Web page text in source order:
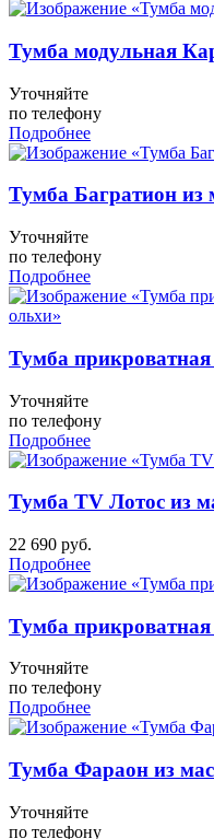
Тумба модульная
Уточняйте
по телефону
Подробнее
Тумба Багратион из
Уточняйте
по телефону
Подробнее
Тумба
Уточняйте
по телефону
Подробнее
Тумба TV Лотос из
22 690 руб.
Подробнее
Тумба прикроватная
Уточняйте
по телефону
Подробнее
Тумба Фараон из
Уточняйте
по телефону